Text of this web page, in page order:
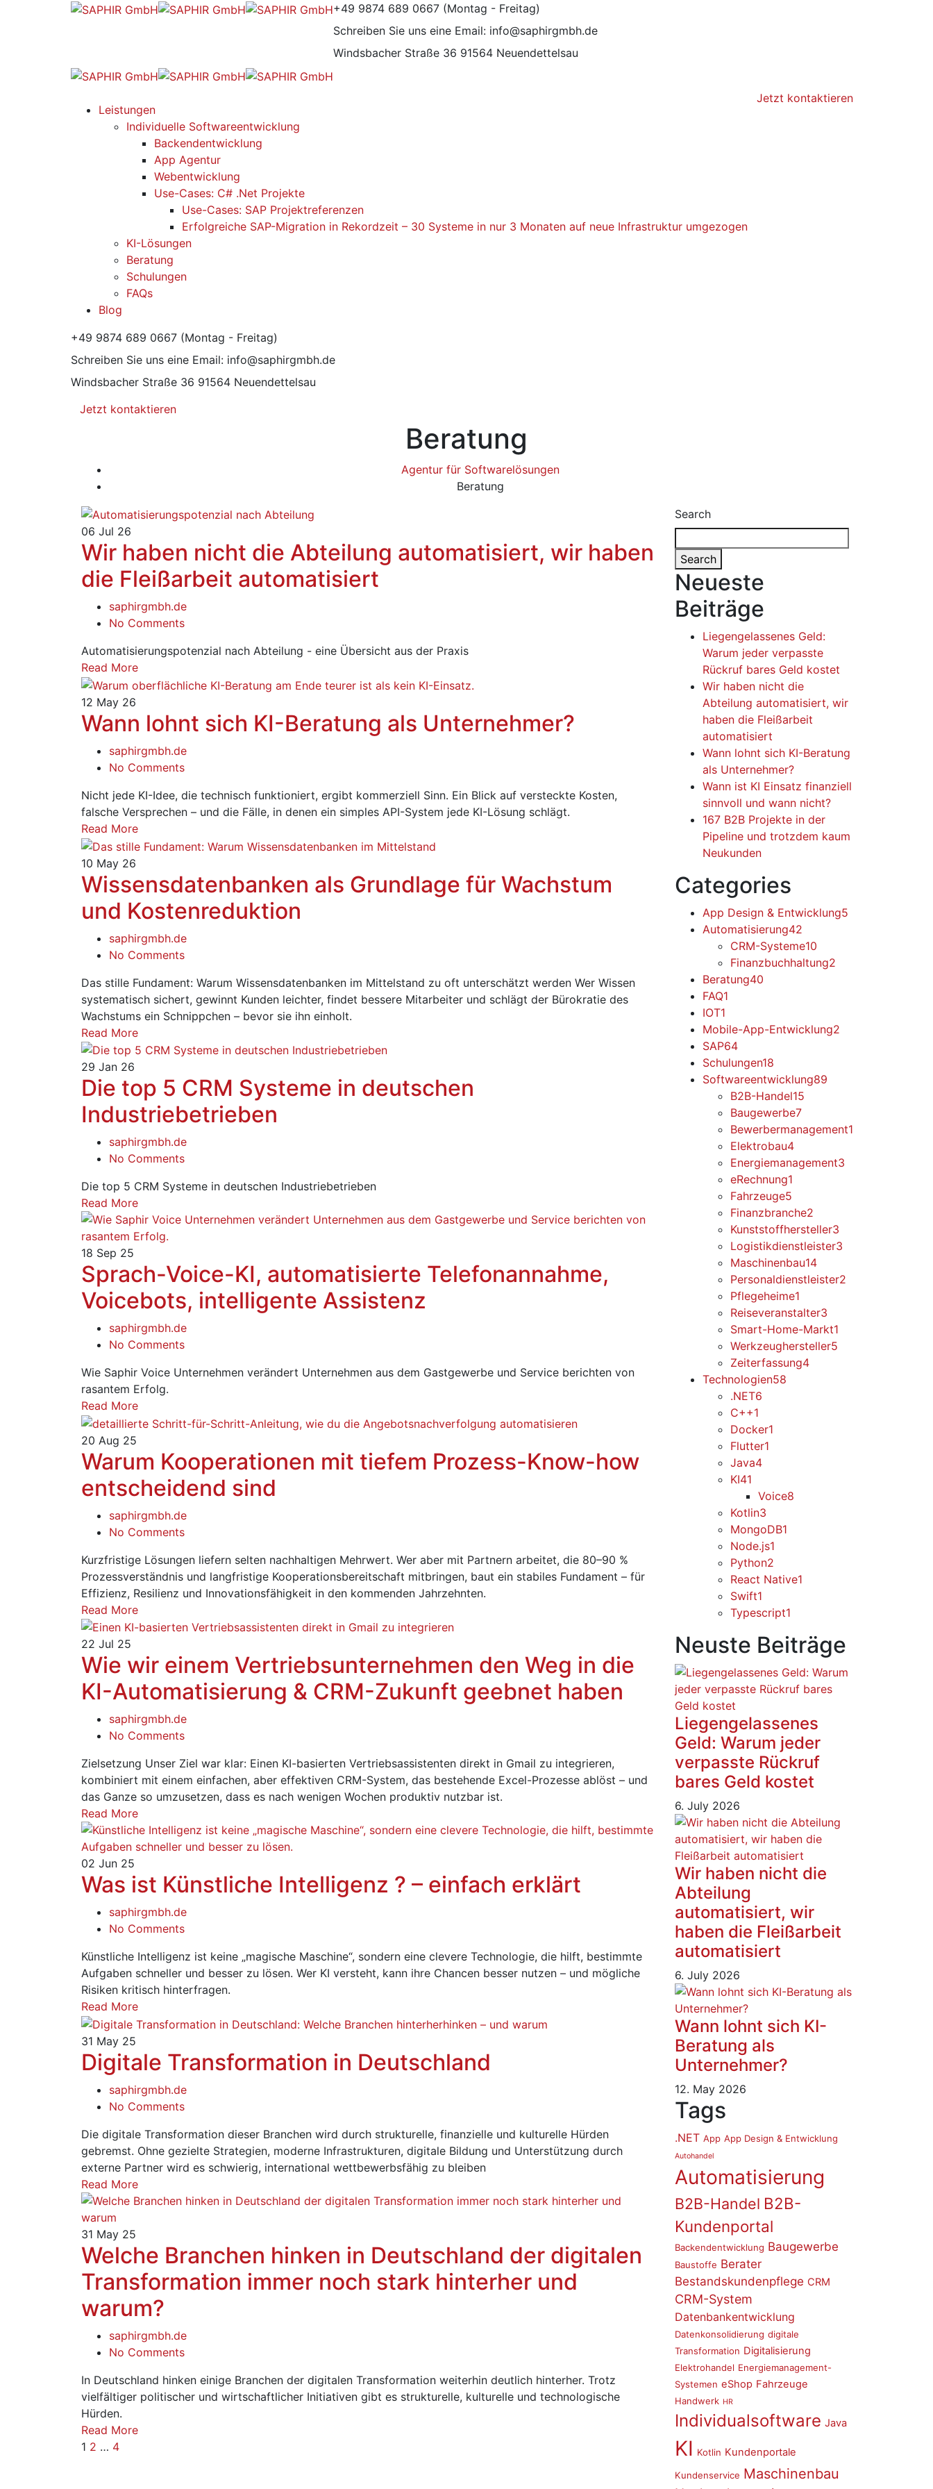
+49 9874 689 0667 (Montag - Freitag)
Schreiben Sie uns eine Email: info@saphirgmbh.de
Windsbacher Straße 36 91564 Neuendettelsau
Leistungen
Individuelle Softwareentwicklung
Backendentwicklung
App Agentur
Webentwicklung
Use-Cases: C# .Net Projekte
Use-Cases: SAP Projektreferenzen
Erfolgreiche SAP-Migration in Rekordzeit – 30 Systeme in nur 3 Monaten auf neue Infrastruktur umgezogen
KI-Lösungen
Beratung
Schulungen
FAQs
Blog
+49 9874 689 0667 (Montag - Freitag)
Schreiben Sie uns eine Email: info@saphirgmbh.de
Windsbacher Straße 36 91564 Neuendettelsau
Jetzt kontaktieren
Jetzt kontaktieren
Beratung
Agentur für Softwarelösungen
Beratung
06 Jul 26
Wir haben nicht die Abteilung automatisiert, wir haben
die Fleißarbeit automatisiert
saphirgmbh.de
No Comments
Automatisierungspotenzial nach Abteilung - eine Übersicht aus der Praxis
Read More
12 May 26
Wann lohnt sich KI-Beratung als Unternehmer?
saphirgmbh.de
No Comments
Nicht jede KI-Idee, die technisch funktioniert, ergibt kommerziell Sinn. Ein Blick auf versteckte Kosten,
falsche Versprechen – und die Fälle, in denen ein simples API-System jede KI-Lösung schlägt.
Read More
10 May 26
Wissensdatenbanken als Grundlage für Wachstum
und Kostenreduktion
saphirgmbh.de
No Comments
Das stille Fundament: Warum Wissensdatenbanken im Mittelstand zu oft unterschätzt werden Wer Wissen
systematisch sichert, gewinnt Kunden leichter, findet bessere Mitarbeiter und schlägt der Bürokratie des
Wachstums ein Schnippchen – bevor sie ihn einholt.
Read More
29 Jan 26
Die top 5 CRM Systeme in deutschen
Industriebetrieben
saphirgmbh.de
No Comments
Die top 5 CRM Systeme in deutschen Industriebetrieben
Read More
18 Sep 25
Sprach-Voice-KI, automatisierte Telefonannahme,
Voicebots, intelligente Assistenz
saphirgmbh.de
No Comments
Wie Saphir Voice Unternehmen verändert Unternehmen aus dem Gastgewerbe und Service berichten von
rasantem Erfolg.
Read More
20 Aug 25
Warum Kooperationen mit tiefem Prozess-Know-how
entscheidend sind
saphirgmbh.de
No Comments
Kurzfristige Lösungen liefern selten nachhaltigen Mehrwert. Wer aber mit Partnern arbeitet, die 80–90 %
Prozessverständnis und langfristige Kooperationsbereitschaft mitbringen, baut ein stabiles Fundament – für
Effizienz, Resilienz und Innovationsfähigkeit in den kommenden Jahrzehnten.
Read More
22 Jul 25
Wie wir einem Vertriebsunternehmen den Weg in die
KI-Automatisierung & CRM-Zukunft geebnet haben
saphirgmbh.de
No Comments
Zielsetzung Unser Ziel war klar: Einen KI-basierten Vertriebsassistenten direkt in Gmail zu integrieren,
kombiniert mit einem einfachen, aber effektiven CRM-System, das bestehende Excel-Prozesse ablöst – und
das Ganze so umzusetzen, dass es nach wenigen Wochen produktiv nutzbar ist.
Read More
02 Jun 25
Was ist Künstliche Intelligenz ? – einfach erklärt
saphirgmbh.de
No Comments
Künstliche Intelligenz ist keine „magische Maschine“, sondern eine clevere Technologie, die hilft, bestimmte
Aufgaben schneller und besser zu lösen. Wer KI versteht, kann ihre Chancen besser nutzen – und mögliche
Risiken kritisch hinterfragen.
Read More
31 May 25
Digitale Transformation in Deutschland
saphirgmbh.de
No Comments
Die digitale Transformation dieser Branchen wird durch strukturelle, finanzielle und kulturelle Hürden
gebremst. Ohne gezielte Strategien, moderne Infrastrukturen, digitale Bildung und Unterstützung durch
externe Partner wird es schwierig, international wettbewerbsfähig zu bleiben
Read More
31 May 25
Welche Branchen hinken in Deutschland der digitalen
Transformation immer noch stark hinterher und
warum?
saphirgmbh.de
No Comments
In Deutschland hinken einige Branchen der digitalen Transformation weiterhin deutlich hinterher. Trotz
vielfältiger politischer und wirtschaftlicher Initiativen gibt es strukturelle, kulturelle und technologische
Hürden.
Read More
1 2 … 4
Search
Search
Neueste
Beiträge
Liegengelassenes Geld:
Warum jeder verpasste
Rückruf bares Geld kostet
Wir haben nicht die
Abteilung automatisiert, wir
haben die Fleißarbeit
automatisiert
Wann lohnt sich KI-Beratung
als Unternehmer?
Wann ist KI Einsatz finanziell
sinnvoll und wann nicht?
167 B2B Projekte in der
Pipeline und trotzdem kaum
Neukunden
Categories
App Design & Entwicklung5
Automatisierung42
CRM-Systeme10
Finanzbuchhaltung2
Beratung40
FAQ1
IOT1
Mobile-App-Entwicklung2
SAP64
Schulungen18
Softwareentwicklung89
B2B-Handel15
Baugewerbe7
Bewerbermanagement1
Elektrobau4
Energiemanagement3
eRechnung1
Fahrzeuge5
Finanzbranche2
Kunststoffhersteller3
Logistikdienstleister3
Maschinenbau14
Personaldienstleister2
Pflegeheime1
Reiseveranstalter3
Smart-Home-Markt1
Werkzeughersteller5
Zeiterfassung4
Technologien58
.NET6
C++1
Docker1
Flutter1
Java4
KI41
Voice8
Kotlin3
MongoDB1
Node.js1
Python2
React Native1
Swift1
Typescript1
Neuste Beiträge
Liegengelassenes
Geld: Warum jeder
verpasste Rückruf
bares Geld kostet
6. July 2026
Wir haben nicht die
Abteilung
automatisiert, wir
haben die Fleißarbeit
automatisiert
6. July 2026
Wann lohnt sich KI-
Beratung als
Unternehmer?
12. May 2026
Tags
.NET App App Design & Entwicklung
Autohandel
Automatisierung
B2B-Handel B2B-
Kundenportal
Backendentwicklung Baugewerbe
Baustoffe Berater
Bestandskundenpflege CRM
CRM-System
Datenbankentwicklung
Datenkonsolidierung digitale
Transformation Digitalisierung
Elektrohandel Energiemanagement-
Systemen eShop Fahrzeuge
Handwerk HR
Individualsoftware Java
KI Kotlin Kundenportale
Kundenservice Maschinenbau